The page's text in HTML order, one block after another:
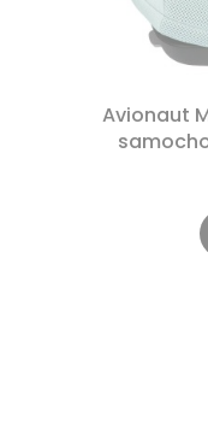
Avionaut